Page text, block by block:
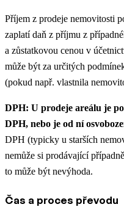
Příjem z prodeje nemovitosti
zaplatí daň z příjmu z
a zůstatkovou cenou v
může být za určitých
(pokud např. vlastnila
DPH: U prodeje areálu je
DPH, nebo je od ní
DPH (typicky u starších
nemůže si prodávající
to může být nevýhoda​.
Čas a proces převodu